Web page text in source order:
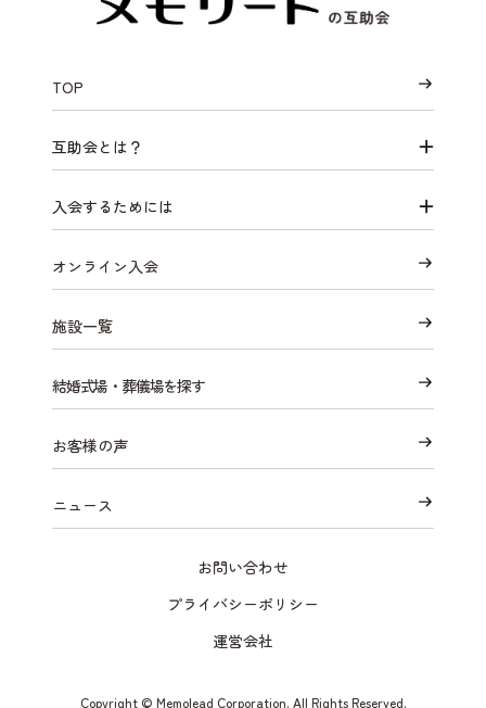
TOP
互助会とは？
入会するためには
オンライン入会
施設一覧
結婚式場・葬儀場を探す
お客様の声
ニュース
お問い合わせ
プライバシーポリシー
運営会社
Copyright © Memolead Corporation. All Rights Reserved.